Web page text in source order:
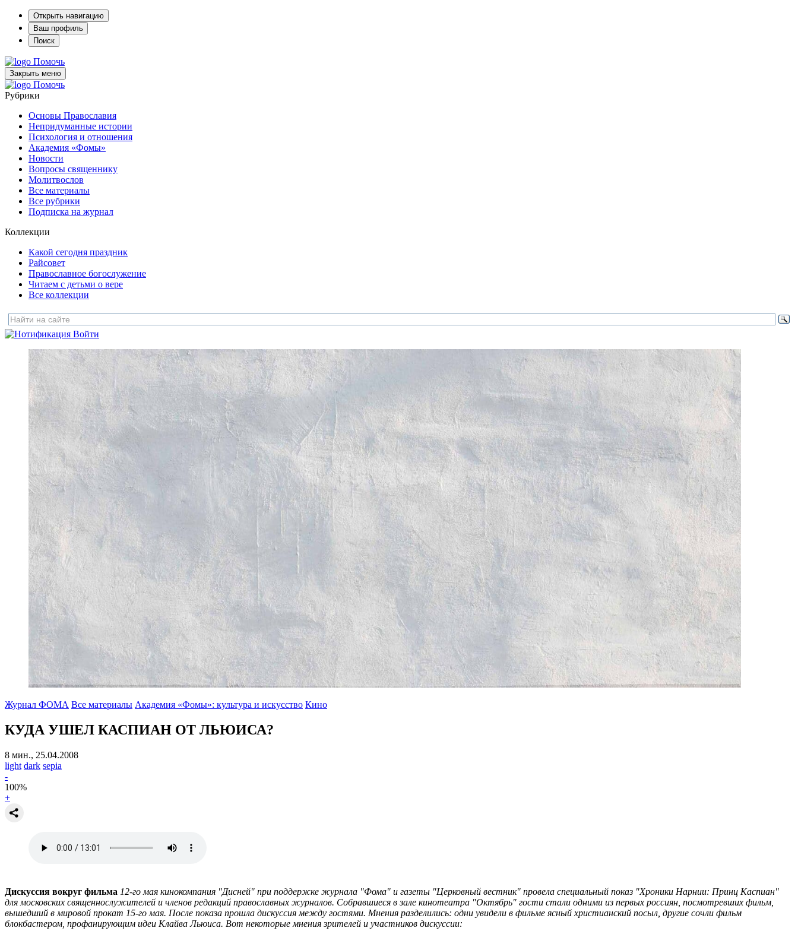
Открыть навигацию
Ваш профиль
Поиск
Помочь
Закрыть меню
Помочь
Рубрики
Основы Православия
Непридуманные истории
Психология и отношения
Академия «Фомы»
Новости
Вопросы священнику
Молитвослов
Все материалы
Все рубрики
Подписка на журнал
Коллекции
Какой сегодня праздник
Райсовет
Православное богослужение
Читаем с детьми о вере
Все коллекции
Войти
Журнал ФОМА Все материалы Академия «Фомы»: культура и искусство Кино
КУДА УШЕЛ КАСПИАН ОТ ЛЬЮИСА?
8 мин., 25.04.2008
light dark sepia
-
100%
+
Дискуссия вокруг фильма 12-го мая кинокомпания "Дисней" при поддержке журнала "Фома" и газеты "Церковный вестник" провела специальный показ "Хроники Нарнии: Принц Каспиан"
для московских священнослужителей и членов редакций православных журналов. Собравшиеся в зале кинотеатра "Октябрь" гости стали одними из первых россиян, посмотревших фильм,
вышедший в мировой прокат 15-го мая. После показа прошла дискуссия между гостями. Мнения разделились: одни увидели в фильме ясный христианский посыл, другие сочли фильм
блокбастером, профанирующим идеи Клайва Льюиса. Вот некоторые мнения зрителей и участников дискуссии: